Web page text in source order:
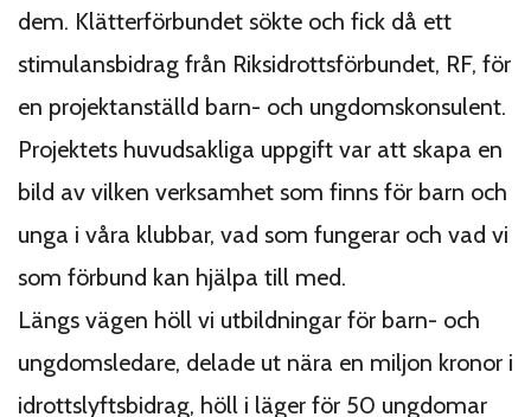
dem. Klätterförbundet sökte och fick då ett
stimulansbidrag från Riksidrotts­förbundet, RF, för
en projektanställd barn- och ungdomskonsulent.
Projektets huvudsakliga uppgift var att skapa en
bild av vilken verksamhet som finns för barn och
unga i våra klubbar, vad som fungerar och vad vi
som förbund kan hjälpa till med.
Längs vägen höll vi utbildningar för barn- och
ungdomsledare, delade ut nära en miljon kronor i
idrottslyftsbidrag, höll i läger för 50 ungdomar